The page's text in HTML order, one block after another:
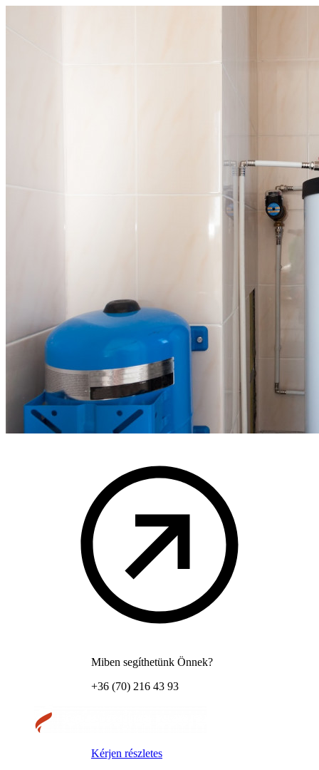
Miben segíthetünk Önnek?
+36 (70) 216 43 93
Kérjen részletes